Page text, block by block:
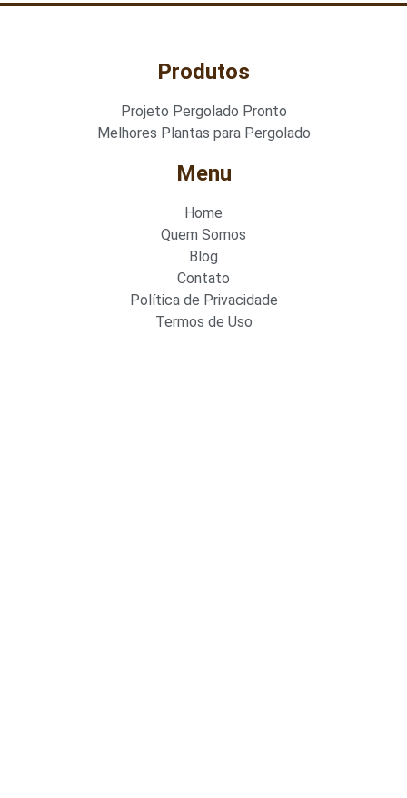
Produtos
Projeto Pergolado Pronto
Melhores Plantas para Pergolado
Menu
Home
Quem Somos
Blog
Contato
Política de Privacidade
Termos de Uso